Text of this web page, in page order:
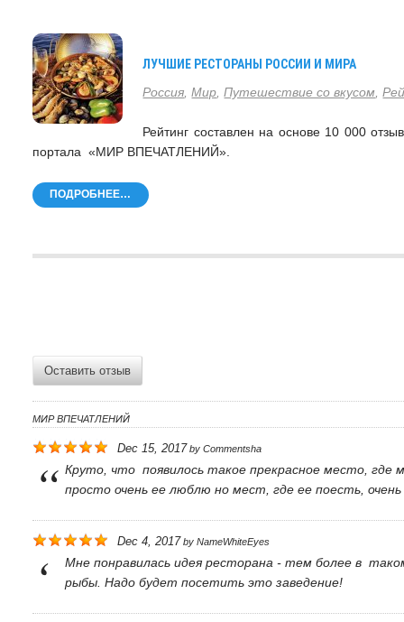
ЛУЧШИЕ РЕСТОРАНЫ РОССИИ И МИРА
Россия ,Мир ,Путешествие со вкусом ,
Рейтинг составлен на основе 10 000
портала «МИР ВПЕЧАТЛЕНИЙ».
ПОДРОБНЕЕ…
Оставить отзыв
МИР ВПЕЧАТЛЕНИЙ
Dec 15, 2017by Commentsha
Круто, что появилось такое прекрасное место,
просто очень ее люблю но мест, где ее поесть,
Dec 4, 2017by NameWhiteEyes
Мне понравилась идея ресторана - тем более в
рыбы. Надо будет посетить это заведение!